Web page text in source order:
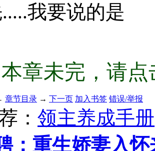
我要说的是
本章未完，请
章节目录 → 下一页 加入书签 错误/举报
： 领主养成手册
：重生娇妻入怀